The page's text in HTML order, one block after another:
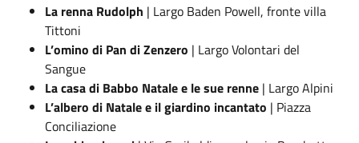
La renna Rudolph | Largo Baden Powell, fronte villa
Tittoni
L’omino di Pan di Zenzero | Largo Volontari del
Sangue
La casa di Babbo Natale e le sue renne | Largo Alpini
L’albero di Natale e il giardino incantato | Piazza
Conciliazione